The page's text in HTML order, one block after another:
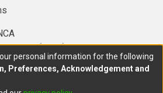
320 – (8000). Universidad
(UPSO)
147
personal information for the following
Preferences, Acknowledgement and